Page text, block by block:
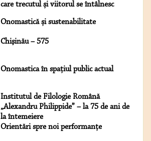
care trecutul și viitorul se întâlnesc
Onomastică și sustenabilitate
Chişinău – 575
Onomastica în spaţiul public actual
Institutul de Filologie Română
„Alexandru Philippide” – la 75 de ani de
la întemeiere
Orientări spre noi performanţe